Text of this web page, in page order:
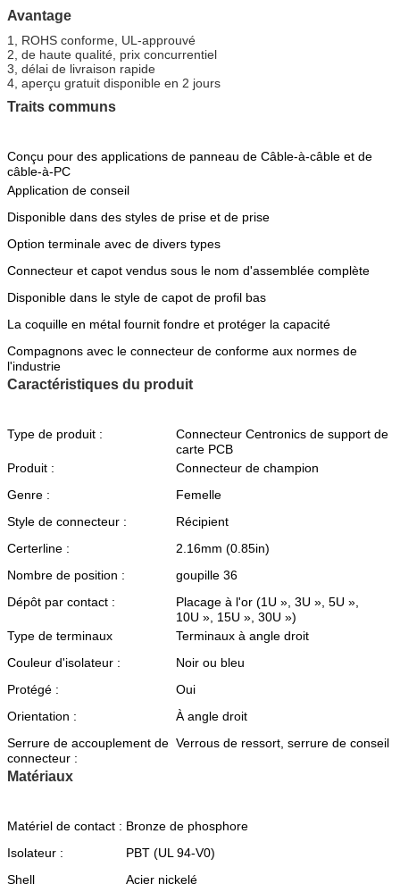
Avantage
1, ROHS conforme, UL-approuvé
2, de haute qualité, prix concurrentiel
3, délai de livraison rapide
4, aperçu gratuit disponible en 2 jours
Traits communs
Conçu pour des applications de panneau de Câble-à-câble et de
câble-à-PC
Application de conseil
Disponible dans des styles de prise et de prise
Option terminale avec de divers types
Connecteur et capot vendus sous le nom d'assemblée complète
Disponible dans le style de capot de profil bas
La coquille en métal fournit fondre et protéger la capacité
Compagnons avec le connecteur de conforme aux normes de
l'industrie
Caractéristiques du produit
Type de produit :
Connecteur Centronics de support de
carte PCB
Produit :
Connecteur de champion
Genre :
Femelle
Style de connecteur :
Récipient
Certerline :
2.16mm (0.85in)
Nombre de position :
goupille 36
Dépôt par contact :
Placage à l'or (1U », 3U », 5U »,
10U », 15U », 30U »)
Type de terminaux
Terminaux à angle droit
Couleur d'isolateur :
Noir ou bleu
Protégé :
Oui
Orientation :
À angle droit
Serrure de accouplement de
connecteur :
Verrous de ressort, serrure de conseil
Matériaux
Matériel de contact : Bronze de phosphore
Isolateur :
PBT (UL 94-V0)
Shell
Acier nickelé